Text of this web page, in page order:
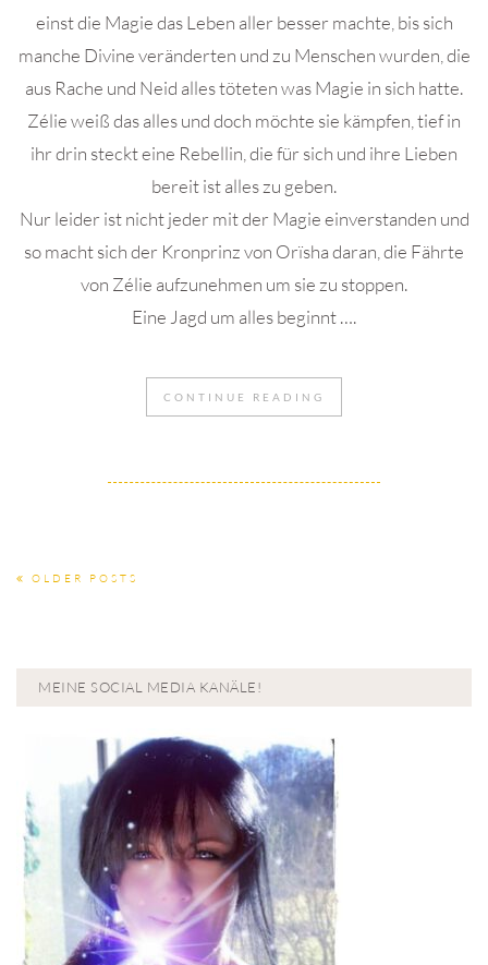
einst die Magie das Leben aller besser machte, bis sich
manche Divine veränderten und zu Menschen wurden, die
aus Rache und Neid alles töteten was Magie in sich hatte.
Zélie weiß das alles und doch möchte sie kämpfen, tief in
ihr drin steckt eine Rebellin, die für sich und ihre Lieben
bereit ist alles zu geben.
Nur leider ist nicht jeder mit der Magie einverstanden und
so macht sich der Kronprinz von Orïsha daran, die Fährte
von Zélie aufzunehmen um sie zu stoppen.
Eine Jagd um alles beginnt ….
CONTINUE READING
OLDER POSTS
MEINE SOCIAL MEDIA KANÄLE!